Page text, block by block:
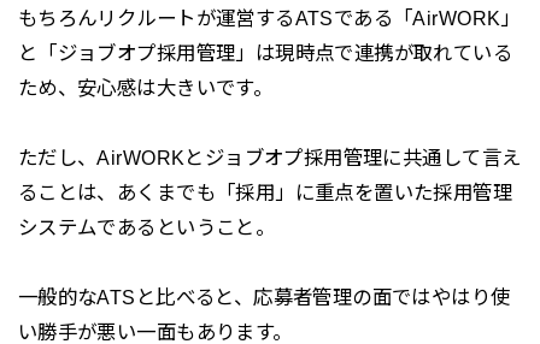
もちろんリクルートが運営するATSである「AirWORK」
と「ジョブオプ採用管理」は現時点で連携が取れている
ため、安心感は大きいです。
ただし、AirWORKとジョブオプ採用管理に共通して言え
ることは、あくまでも「採用」に重点を置いた採用管理
システムであるということ。
一般的なATSと比べると、応募者管理の面ではやはり使
い勝手が悪い一面もあります。